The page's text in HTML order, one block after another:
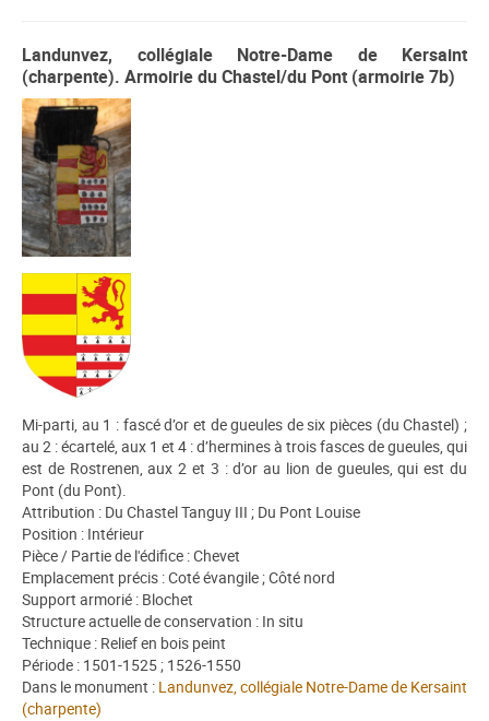
Landunvez, collégiale Notre-Dame de Kersaint
(charpente). Armoirie du Chastel/du Pont (armoirie 7b)
Mi-parti, au 1 : fascé d’or et de gueules de six pièces (du Chastel) ;
au 2 : écartelé, aux 1 et 4 : d’hermines à trois fasces de gueules, qui
est de Rostrenen, aux 2 et 3 : d’or au lion de gueules, qui est du
Pont (du Pont).
Attribution : Du Chastel Tanguy III ; Du Pont Louise
Position : Intérieur
Pièce / Partie de l'édifice : Chevet
Emplacement précis : Coté évangile ; Côté nord
Support armorié : Blochet
Structure actuelle de conservation : In situ
Technique : Relief en bois peint
Période : 1501-1525 ; 1526-1550
Dans le monument : Landunvez, collégiale Notre-Dame de Kersaint
(charpente)